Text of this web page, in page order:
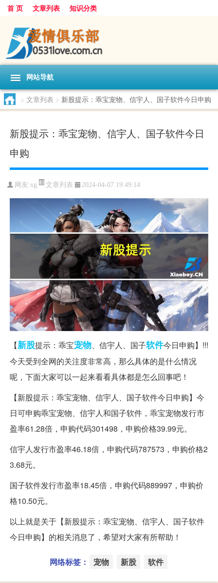
首 页 文章列表 知识分类
网站导航
> 文章列表 > 新股提示：乖宝宠物、信宇人、国子软件今日申购
新股提示：乖宝宠物、信宇人、国子软件今日
申购
网友:xg 文章列表 2024-04-07 19:49:14
【新股提示：乖宝宠物、信宇人、国子软件今日申购】!!!
今天受到全网的关注度非常高，那么具体的是什么情况
呢，下面大家可以一起来看看具体都是怎么回事吧！
【新股提示：乖宝宠物、信宇人、国子软件今日申购】今
日可申购乖宝宠物、信宇人和国子软件，乖宝宠物发行市
盈率61.28倍，申购代码301498，申购价格39.99元。
信宇人发行市盈率46.18倍，申购代码787573，申购价格2
3.68元。
国子软件发行市盈率18.45倍，申购代码889997，申购价
格10.50元。
以上就是关于【新股提示：乖宝宠物、信宇人、国子软件
今日申购】的相关消息了，希望对大家有所帮助！
网络标签： 宠物 新股 软件